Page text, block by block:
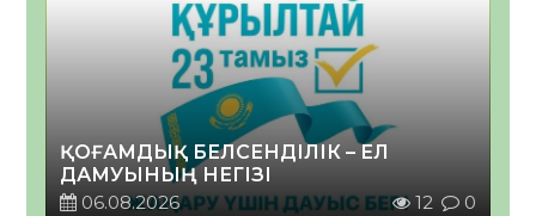
ҚОҒАМДЫҚ БЕЛСЕНДІЛІК – ЕЛ
ДАМУЫНЫҢ НЕГІЗІ
06.08.2026
12 0